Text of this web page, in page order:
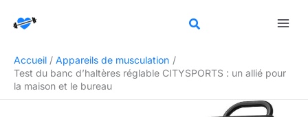
Accueil
Appareils de musculation
Test du banc d’haltères réglable CITYSPORTS : un allié pour
la maison et le bureau